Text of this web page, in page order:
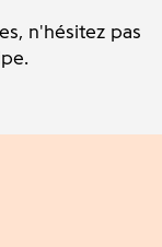
n'hésitez pas